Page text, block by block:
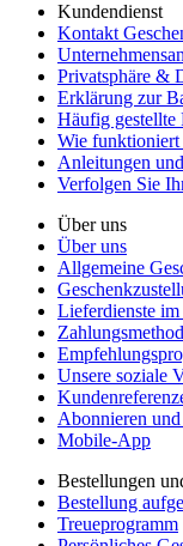
Kundendienst
Kontakt
Privatsphäre &
Erklärung zur
Häufig gestellte
Wie funktioniert
Anleitungen
Verfolgen Sie
Über uns
Über uns
Allgemeine
Lieferdienste
Unsere soziale
Abonnieren und
Mobile-App
Bestellungen
Bestellung
Treueprogramm